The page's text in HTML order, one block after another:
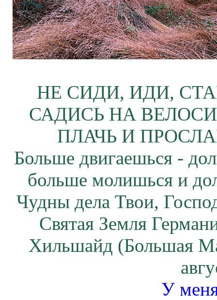
НЕ СИДИ, ИДИ,
САДИСЬ НА
ПЛАЧЬ И
Больше двигаешься -
больше молишься и
Чудны дела Твои,
Святая Земля
Хильшайд (Большая
У